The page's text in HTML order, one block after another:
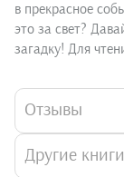
в прекрасное
это за свет?
загадку! Для
Отзывы
Другие